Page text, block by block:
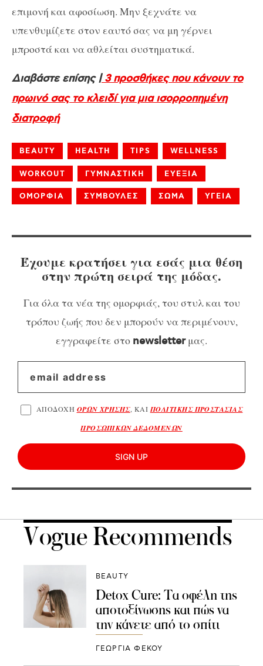
επιμονή και αφοσίωση. Μην ξεχνάτε να
υπενθυμίζετε στον εαυτό σας να μη γέρνει
μπροστά και να αθλείται συστηματικά.
Διαβάστε επίσης |3 προσθήκες που κάνουν το
πρωινό σας το κλειδί για μια ισορροπημένη
διατροφή
BEAUTY HEALTH TIPS WELLNESS
WORKOUT ΓΥΜΝΑΣΤΙΚΗ ΕΥΕΞΙΑ
ΟΜΟΡΦΙΑ ΣΥΜΒΟΥΛΕΣ ΣΩΜΑ ΥΓΕΙΑ
Έχουμε κρατήσει για εσάς μια θέση
στην πρώτη σειρά της μόδας.
Για όλα τα νέα της ομορφιάς, του στυλ και του
τρόπου ζωής που δεν μπορούν να περιμένουν,
εγγραφείτε στο newsletterμας.
ΑΠΟΔΟΧΗ ΟΡΩΝ ΧΡΗΣΗΣ, ΚΑΙΠΟΛΙΤΙΚΗΣ ΠΡΟΣΤΑΣΙΑΣ
ΠΡΟΣΩΠΙΚΩΝ ΔΕΔΟΜΕΝΩΝ
SIGN UP
Vogue Recommends
BEAUTY
Detox Cure: Τα οφέλη της
αποτοξίνωσης και πώς να
την κάνετε από το σπίτι
ΓΕΩΡΓΙΑ ΦΕΚΟΥ